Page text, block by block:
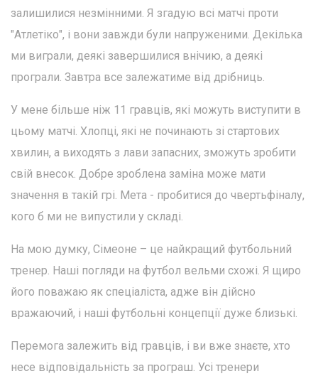
залишилися незмінними. Я згадую всі матчі проти
"Атлетіко", і вони завжди були напруженими. Декілька
ми виграли, деякі завершилися внічию, а деякі
програли. Завтра все залежатиме від дрібниць.
У мене більше ніж 11 гравців, які можуть виступити в
цьому матчі. Хлопці, які не починають зі стартових
хвилин, а виходять з лави запасних, зможуть зробити
свій внесок. Добре зроблена заміна може мати
значення в такій грі. Мета - пробитися до чвертьфіналу,
кого б ми не випустили у складі.
На мою думку, Сімеоне – це найкращий футбольний
тренер. Наші погляди на футбол вельми схожі. Я щиро
його поважаю як спеціаліста, адже він дійсно
вражаючий, і наші футбольні концепції дуже близькі.
Перемога залежить від гравців, і ви вже знаєте, хто
несе відповідальність за програш. Усі тренери